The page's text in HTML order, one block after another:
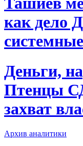
как дело
Деньги,
Птенцы
захват
Архив аналитики